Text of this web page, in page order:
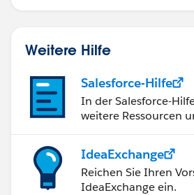
Weitere Hilfe
Salesforce-Hilfe
In der Salesforce-
weitere Ressourcen
IdeaExchange
Reichen Sie Ihren
IdeaExchange ein.